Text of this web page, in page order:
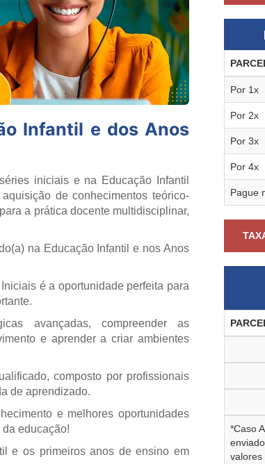
Infantil e dos Anos
iniciais e na Educação Infantil
de conhecimentos teórico-
a prática docente multidisciplinar,
na Educação Infantil e nos Anos
é a oportunidade perfeita para
avançadas, compreender as
e aprender a criar ambientes
composto por profissionais
de aprendizado.
e melhores oportunidades
educação!
e os primeiros anos de ensino em
Por 1x
Por 2x
Por 3x
Por 4x
Pague
*Caso
valores